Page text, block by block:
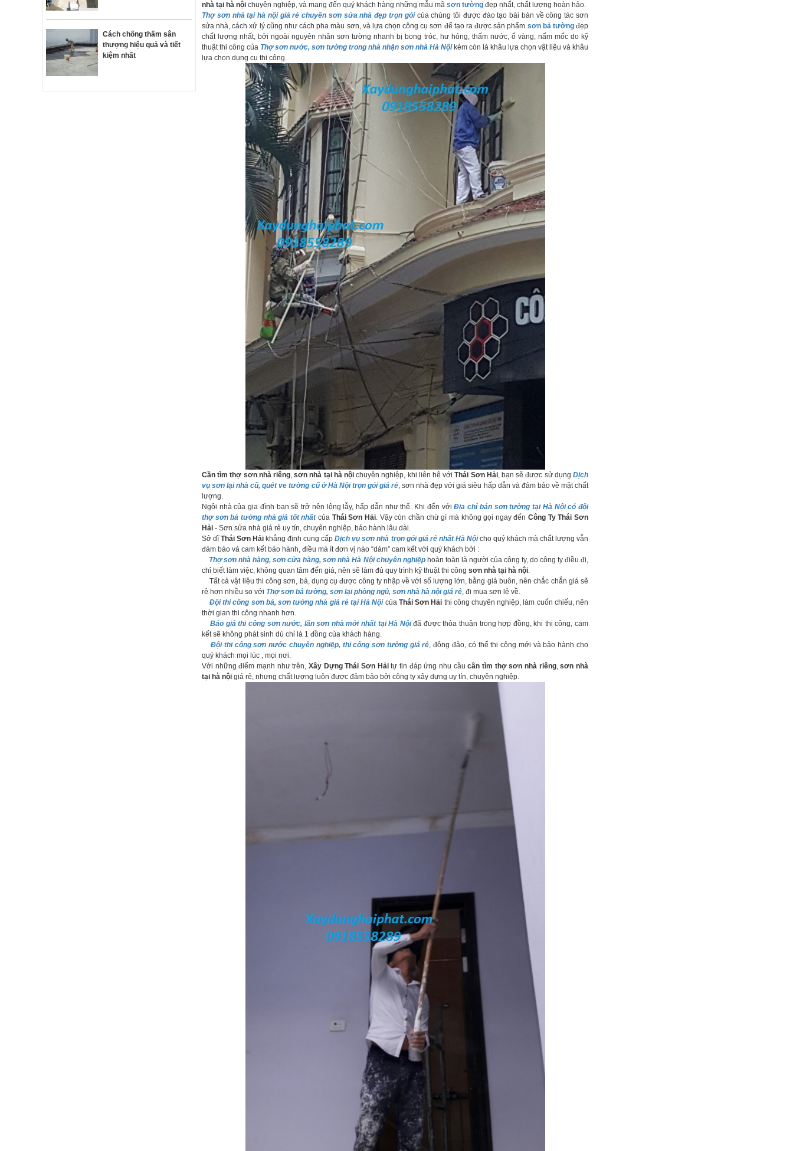
Cách chống thấm sân
thượng hiệu quả và tiết
kiệm nhất
nhà tại hà nội chuyên nghiệp, và mang đến quý khách hàng những mẫu mã sơn tường đẹp nhất, chất lượng hoàn hảo.
Thợ sơn nhà tại hà nội giá rẻ chuyên sơn sửa nhà đẹp trọn góicủa chúng tôi được đào tạo bài bản về công tác sơn
sửa nhà, cách xử lý cũng như cách pha màu sơn, và lựa chọn công cụ sơn để tạo ra được sản phẩm sơn bả tườngđẹp
chất lượng nhất, bởi ngoài nguyên nhân sơn tường nhanh bị bong tróc, hư hỏng, thấm nước, ố vàng, nấm mốc do kỹ
thuật thi công của Thợ sơn nước, sơn tường trong nhà nhận sơn nhà Hà Nộikém còn là khâu lựa chọn vật liệu và khâu
lựa chọn dụng cụ thi công.
Cần tìm thợ sơn nhà riêng,sơn nhà tại hà nội chuyên nghiệp, khi liên hệ vớiThái Sơn Hải, bạn sẽ được sử dụngDịch
vụ sơn lại nhà cũ, quét ve tường cũ ở Hà Nội trọn gói giá rẻ, sơn nhà đẹp với giá siêu hấp dẫn và đảm bảo về mặt chất
lượng.
Ngôi nhà của gia đình bạn sẽ trở nên lộng lẫy, hấp dẫn như thế. Khi đến vớiĐịa chỉ bán sơn tường tại Hà Nội có đội
thợ sơn bả tường nhà giá tốt nhấtcủa Thái Sơn Hải. Vậy còn chần chừ gì mà không gọi ngay đếnCông Ty Thái Sơn
Hải - Sơn sửa nhà giá rẻ uy tín, chuyên nghiệp, bảo hành lâu dài.
Sở dĩThái Sơn Hải khẳng định cung cấpDịch vụ sơn nhà trọn gói giá rẻ nhất Hà Nộicho quý khách mà chất lượng vẫn
đảm bảo và cam kết bảo hành, điều mà ít đơn vị nào “dám” cam kết với quý khách bởi :
Thợ sơn nhà hàng, sơn cửa hàng, sơn nhà Hà Nội chuyên nghiệphoàn toàn là người của công ty, do công ty điều đi,
chỉ biết làm việc, không quan tâm đến giá, nên sẽ làm đủ quy trình kỹ thuật thi công sơn nhà tại hà nội.
Tất cả vật liệu thi công sơn, bả, dụng cụ được công ty nhập về với số lượng lớn, bằng giá buôn, nên chắc chắn giá sẽ
rẻ hơn nhiều so với Thợ sơn bả tường, sơn lại phòng ngủ, sơn nhà hà nội giá rẻ, đi mua sơn lẻ về.
Đội thi công sơn bả, sơn tường nhà giá rẻ tại Hà Nộicủa Thái Sơn Hải thi công chuyên nghiệp, làm cuốn chiếu, nên
thời gian thi công nhanh hơn.
Báo giá thi công sơn nước, lăn sơn nhà mới nhất tại Hà Nộiđã được thỏa thuận trong hợp đồng, khi thi công, cam
kết sẽ không phát sinh dù chỉ là 1 đồng của khách hàng.
Đội thi công sơn nước chuyên nghiệp, thi công sơn tường giá rẻ, đông đảo, có thể thi công mới và bảo hành cho
quý khách mọi lúc , mọi nơi.
Với những điểm mạnh như trên, Xây Dựng Thái Sơn Hảitự tin đáp ứng nhu cầucần tìm thợ sơn nhà riêng,sơn nhà
tại hà nội giá rẻ, nhưng chất lượng luôn được đảm bảo bởi công ty xây dựng uy tín, chuyên nghiệp.